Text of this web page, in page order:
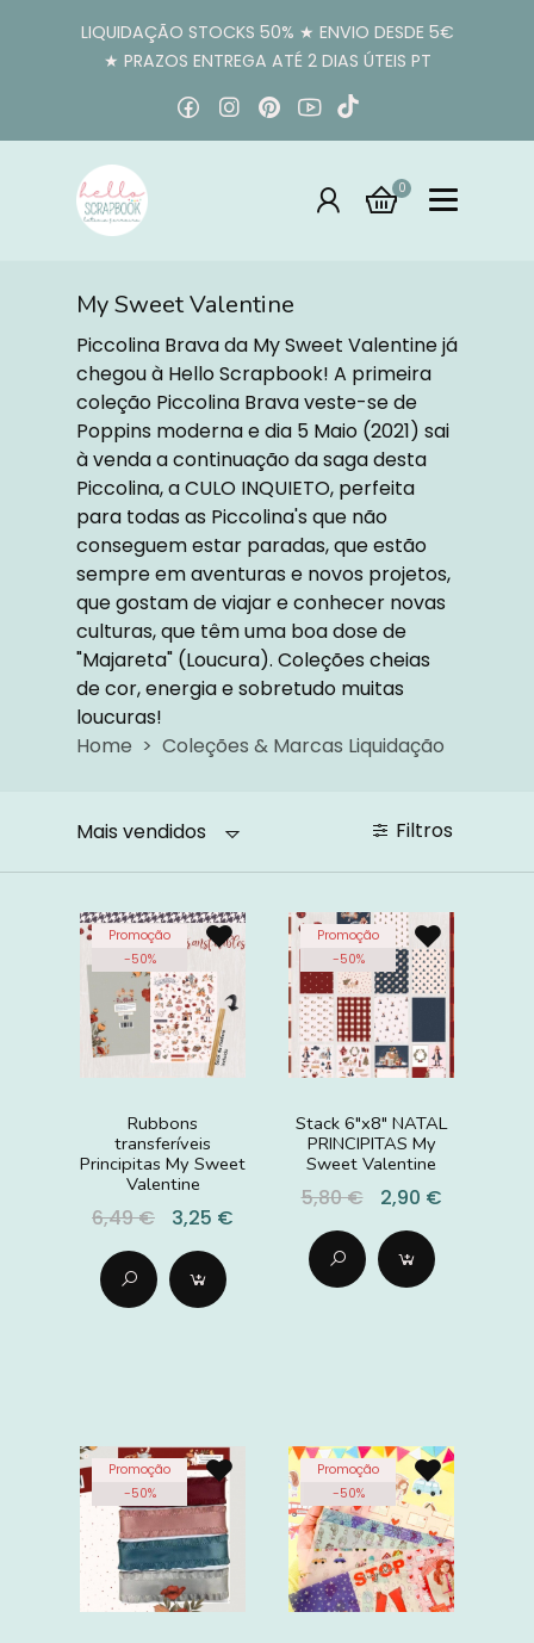
LIQUIDAÇÃO STOCKS 50% ★ ENVIO DESDE 5€
★ PRAZOS ENTREGA ATÉ 2 DIAS ÚTEIS PT
0
My Sweet Valentine
My Sweet Valentine
Piccolina Brava da My Sweet Valentine já
chegou à Hello Scrapbook! A primeira
coleção Piccolina Brava veste-se de
Poppins moderna e dia 5 Maio (2021) sai
à venda a continuação da saga desta
Piccolina, a CULO INQUIETO, perfeita
para todas as Piccolina's que não
conseguem estar paradas, que estão
sempre em aventuras e novos projetos,
que gostam de viajar e conhecer novas
culturas, que têm uma boa dose de
"Majareta" (Loucura). Coleções cheias
de cor, energia e sobretudo muitas
loucuras!
Home
Coleções & Marcas Liquidação
Mais vendidos Filtros
Promoção
-50%
Rubbons
transferíveis
Principitas My Sweet
Valentine
6,49 € 3,25 €
Promoção
-50%
Stack 6"x8" NATAL
PRINCIPITAS My
Sweet Valentine
5,80 € 2,90 €
Promoção
-50%
Promoção
-50%